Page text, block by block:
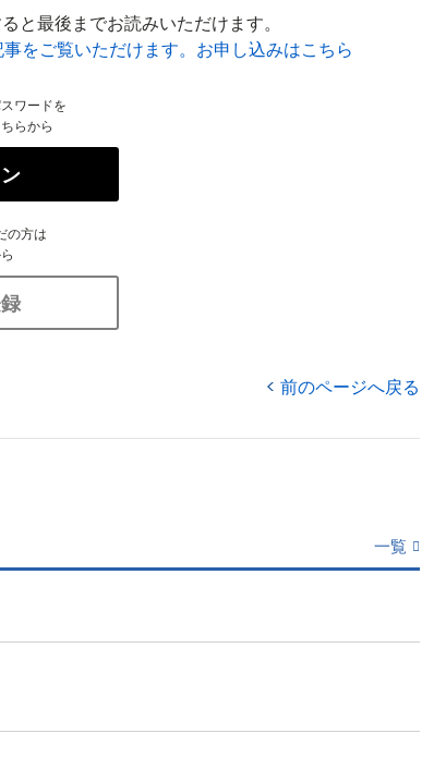
と最後までお読みいただけます。
をご覧いただけます。お申し込みはこちら
ワードを
らから
の方は
前のページへ戻る
一覧